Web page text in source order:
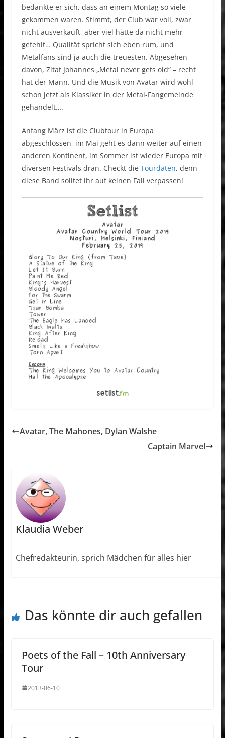
bedankte er sich, dass an einem Montag so viele
gekommen waren. Stimmt, der Club war voll, zwar
nicht ausverkauft, aber viel hätte da nicht mehr
gefehlt… Qualität spricht sich eben rum, und
Metalfans sind ja auch die treuesten. Abgesehen
davon, Zitat Johannes „Metal never gets old“ – recht
hat der Mann. Und die Musik von Avatar wird wohl
schon jetzt als Klassiker in der Metal-Fangemeinde
gehandelt….
Anfang März ist die Clubtour in Europa
abgeschlossen, im Mai geht es dann weiter auf einen
anderen Kontinent, im Sommer ist wieder Europa mit
diversen Festivals dran. Checkt die Tourdaten, denn
diese Band solltet ihr auf keinen Fall verpassen!
Avatar, The Mahones, Dylan Walshe
Captain Marvel
Klaudia Weber
Chefredakteurin, sprich Mädchen für alles hier
Das könnte dir auch gefallen
Poets of the Fall – 10th Anniversary
Tour
2013-06-10